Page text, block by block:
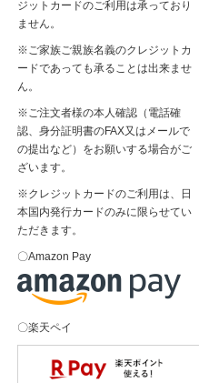
ジットカードのご利用は承っており
ません。
※ご家族ご親族名義のクレジットカ
ードであっても承ることは出来ませ
ん。
※ご注文者様の本人確認（電話確
認、身分証明書のFAX又はメールで
の提出など）をお願いする場合がご
ざいます。
※クレジットカードのご利用は、日
本国内発行カードのみに限らせてい
ただきます。
〇Amazon Pay
〇楽天ペイ